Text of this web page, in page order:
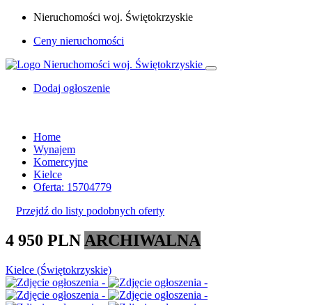
Nieruchomości woj. Świętokrzyskie
Ceny nieruchomości
Dodaj ogłoszenie
Home
Wynajem
Komercyjne
Kielce
Oferta: 15704779
Przejdź do listy podobnych oferty
4 950 PLN ARCHIWALNA
Kielce (Świętokrzyskie)